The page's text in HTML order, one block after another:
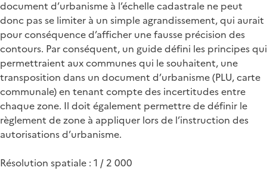
document d’urbanisme à l’échelle cadastrale ne peut
donc pas se limiter à un simple agrandissement, qui aurait
pour conséquence d’afficher une fausse précision des
contours. Par conséquent, un guide défini les principes qui
permettraient aux communes qui le souhaitent, une
transposition dans un document d’urbanisme (PLU, carte
communale) en tenant compte des incertitudes entre
chaque zone. Il doit également permettre de définir le
règlement de zone à appliquer lors de l’instruction des
autorisations d’urbanisme.
Résolution spatiale : 1 / 2 000